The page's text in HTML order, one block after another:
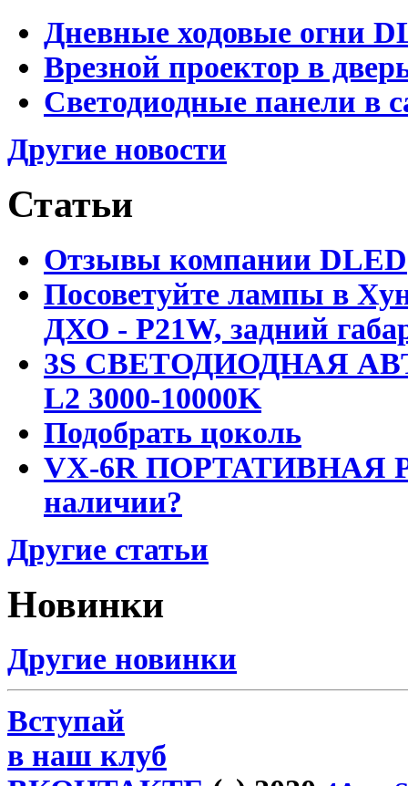
Дневные ходовые огни
Врезной проектор в
Светодиодные панели в
Другие новости
Статьи
Отзывы компании DLED
Посоветуйте лампы в
ДХО - P21W, задний
3S СВЕТОДИОДНАЯ
L2 3000-10000K
Подобрать цоколь
VX-6R ПОРТАТИВНАЯ
наличии?
Другие статьи
Новинки
Другие новинки
Вступай
в наш клуб